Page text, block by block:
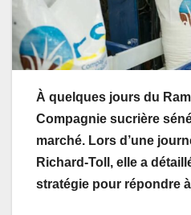
À quelques jours du
Compagnie sucrière
marché. Lors d’une
Richard-Toll, elle a
stratégie pour répondre